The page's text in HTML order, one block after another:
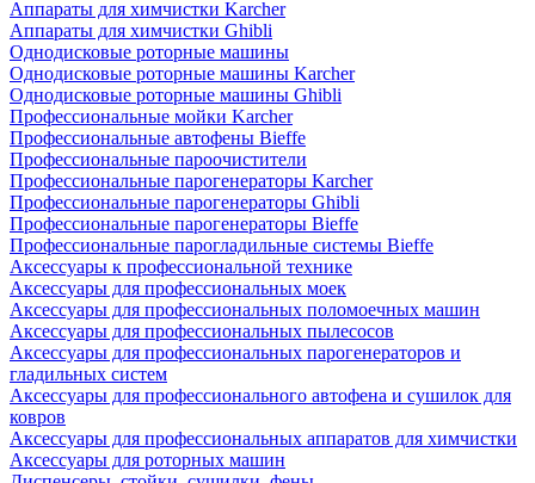
Аппараты для химчистки Karcher
Аппараты для химчистки Ghibli
Однодисковые роторные машины
Однодисковые роторные машины Karcher
Однодисковые роторные машины Ghibli
Профессиональные мойки Karcher
Профессиональные автофены Bieffe
Профессиональные пароочистители
Профессиональные парогенераторы Karcher
Профессиональные парогенераторы Ghibli
Профессиональные парогенераторы Bieffe
Профессиональные парогладильные системы Bieffe
Аксессуары к профессиональной технике
Аксессуары для профессиональных моек
Аксессуары для профессиональных поломоечных машин
Аксессуары для профессиональных пылесосов
Аксессуары для профессиональных парогенераторов и
гладильных систем
Аксессуары для профессионального автофена и сушилок для
ковров
Аксессуары для профессиональных аппаратов для химчистки
Аксессуары для роторных машин